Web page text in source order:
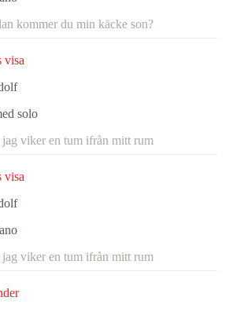
kommer du min käcke son?
visa
solo
viker en tum ifrån mitt rum
visa
viker en tum ifrån mitt rum